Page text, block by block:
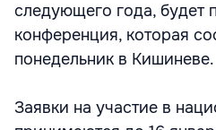
следующего года, будет
конференция, которая
понедельник в Кишиневе.
Заявки на участие в